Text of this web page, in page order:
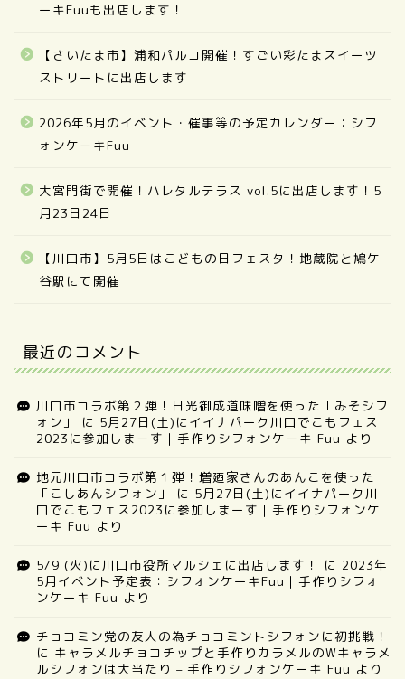
ーキFuuも出店します！
【さいたま市】浦和パルコ開催！すごい彩たまスイーツ
ストリートに出店します
2026年5月のイベント・催事等の予定カレンダー：シフ
ォンケーキFuu
大宮門街で開催！ハレタルテラス vol.5に出店します！5
月23日24日
【川口市】5月5日はこどもの日フェスタ！地蔵院と鳩ケ
谷駅にて開催
最近のコメント
川口市コラボ第２弾！日光御成道味噌を使った「みそシフ
ォン」
に 5月27日(土)にイイナパーク川口でこもフェス
2023に参加しまーす｜手作りシフォンケーキ Fuu より
地元川口市コラボ第１弾！増廼家さんのあんこを使った
「こしあんシフォン」
に 5月27日(土)にイイナパーク川
口でこもフェス2023に参加しまーす｜手作りシフォンケ
ーキ Fuu より
5/9 (火)に川口市役所マルシェに出店します！ に 2023年
5月イベント予定表：シフォンケーキFuu｜手作りシフォ
ンケーキ Fuu より
チョコミン党の友人の為チョコミントシフォンに初挑戦！
に キャラメルチョコチップと手作りカラメルのWキャラメ
ルシフォンは大当たり – 手作りシフォンケーキ Fuu より